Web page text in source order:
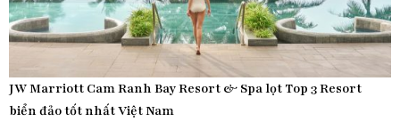
JW Marriott Cam Ranh Bay Resort & Spa lọt Top 3 Resort
biển đảo tốt nhất Việt Nam